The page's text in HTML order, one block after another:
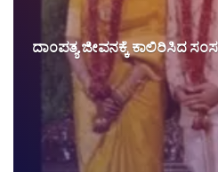
ದಾಂಪತ್ಯ ಜೀವನಕ್ಕೆ ಕಾಲಿರಿಸಿದ